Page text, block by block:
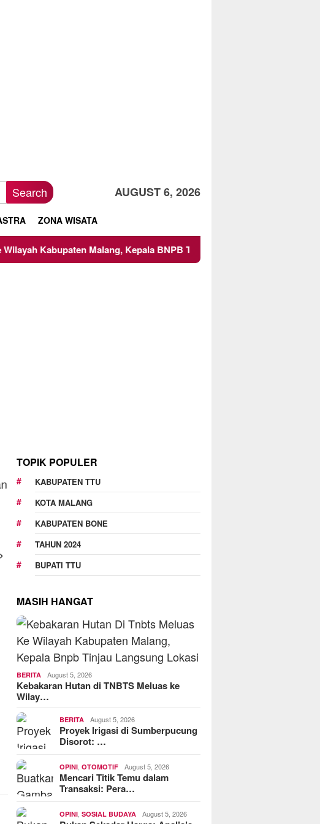
Search AUGUST 6, 2026
ZONA WISATA
Malang, Kepala BNPB Tinjau Langsung Lokasi
RAT Koperasi Jasa Widyani
Sejahtera Institut Perbanas,
ke Pasar Internasional
TOPIK POPULER
KABUPATEN TTU
KOTA MALANG
KABUPATEN BONE
TAHUN 2024
BUPATI TTU
MASIH HANGAT
BERITA August 5, 2026
Kebakaran Hutan di TNBTS Meluas ke
Wilay…
BERITA August 5, 2026
Proyek Irigasi di Sumberpucung
Disorot: …
OPINI ,OTOMOTIF August 5, 2026
Mencari Titik Temu dalam
Transaksi: Pera…
OPINI ,SOSIAL BUDAYA August 5, 2026